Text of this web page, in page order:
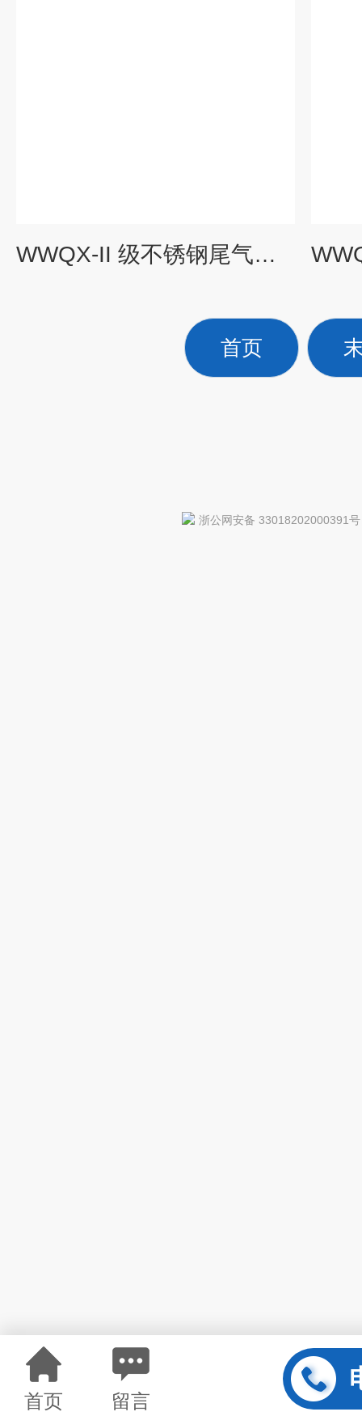
WWQX-II 级不锈钢尾气吸收装置
首页
首页 留言
浙公网安备 33018202000391号